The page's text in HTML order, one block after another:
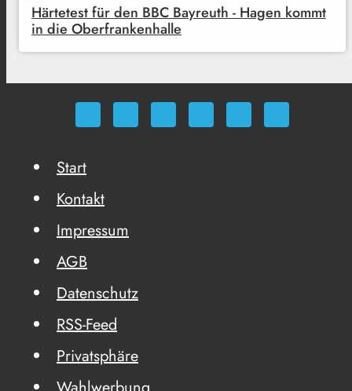
Härtetest für den BBC Bayreuth - Hagen kommt
in die Oberfrankenhalle
Start
Kontakt
Impressum
AGB
Datenschutz
RSS-Feed
Privatsphäre